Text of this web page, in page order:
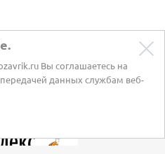
Вы соглашаетесь на
данных службам веб-